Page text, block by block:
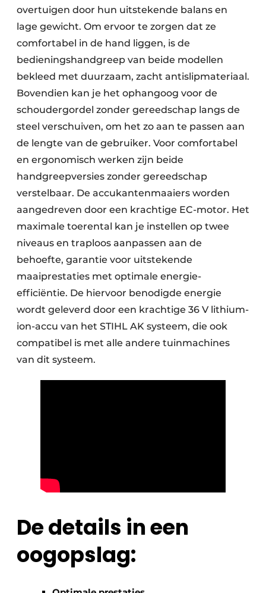
overtuigen door hun uitstekende balans en
lage gewicht. Om ervoor te zorgen dat ze
comfortabel in de hand liggen, is de
bedieningshandgreep van beide modellen
bekleed met duurzaam, zacht antislipmateriaal.
Bovendien kan je het ophangoog voor de
schoudergordel zonder gereedschap langs de
steel verschuiven, om het zo aan te passen aan
de lengte van de gebruiker. Voor comfortabel
en ergonomisch werken zijn beide
handgreepversies zonder gereedschap
verstelbaar. De accukantenmaaiers worden
aangedreven door een krachtige EC-motor. Het
maximale toerental kan je instellen op twee
niveaus en traploos aanpassen aan de
behoefte, garantie voor uitstekende
maaiprestaties met optimale energie-
efficiëntie. De hiervoor benodigde energie
wordt geleverd door een krachtige 36 V lithium-
ion-accu van het STIHL AK systeem, die ook
compatibel is met alle andere tuinmachines
van dit systeem.
De details in een
oogopslag: